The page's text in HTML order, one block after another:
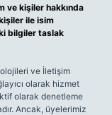
ve kişiler hakkında
ile isim
bilgiler taslak
ve İletişim
olarak hizmet
olarak denetleme
Ancak, üyelerimiz